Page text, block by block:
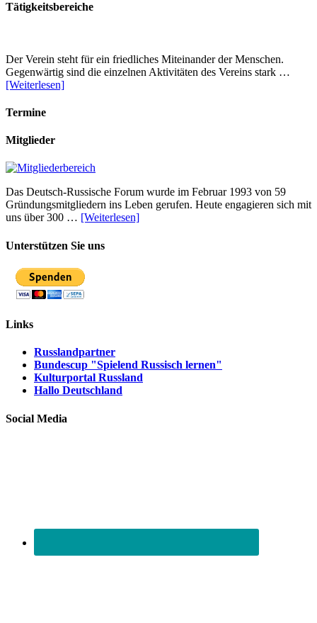
Tätigkeitsbereiche
Der Verein steht für ein friedliches Miteinander der Menschen.
Gegenwärtig sind die einzelnen Aktivitäten des Vereins stark …
[Weiterlesen]
Termine
Mitglieder
Das Deutsch-Russische Forum wurde im Februar 1993 von 59
Gründungsmitgliedern ins Leben gerufen. Heute engagieren sich mit
uns über 300 … [Weiterlesen]
Unterstützen Sie uns
Links
Russlandpartner
Bundescup "Spielend Russisch lernen"
Kulturportal Russland
Hallo Deutschland
Social Media